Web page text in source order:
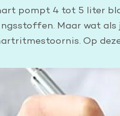
pompt 4 tot 5 liter
Maar wat
Op